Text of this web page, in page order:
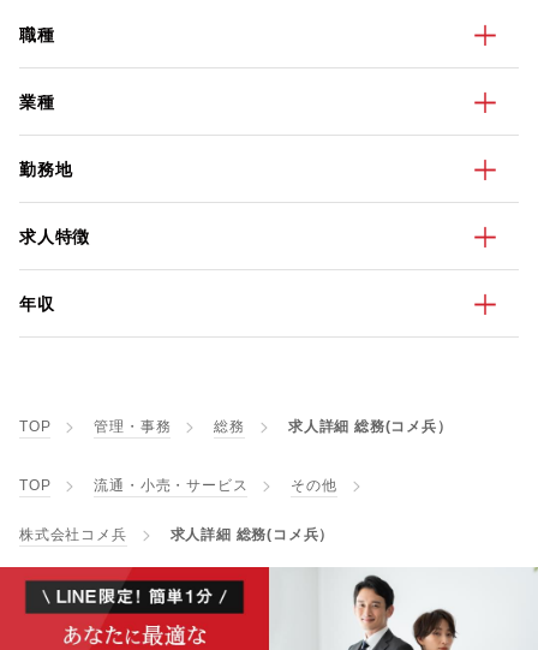
職種
業種
勤務地
求人特徴
年収
TOP 管理・事務 総務 求人詳細 総務(コメ兵）
TOP 流通・小売・サービス その他
株式会社コメ兵 求人詳細 総務(コメ兵）